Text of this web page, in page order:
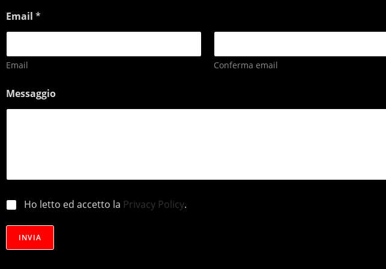
Email *
Email Conferma email
Messaggio
p
i
a
Ho letto ed accetto la Privacy Policy.
INVIA